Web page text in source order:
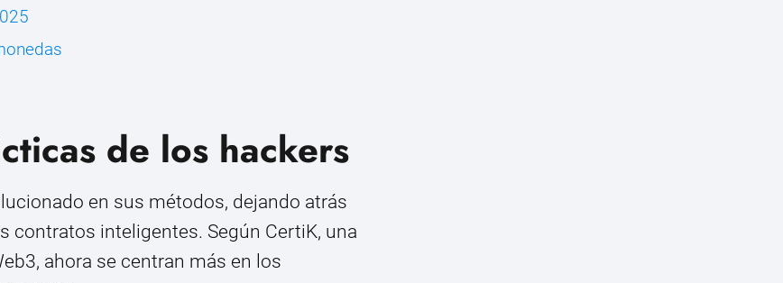
de los hackers
en sus métodos, dejando atrás
contratos inteligentes. Según CertiK, una
ahora se centran más en los